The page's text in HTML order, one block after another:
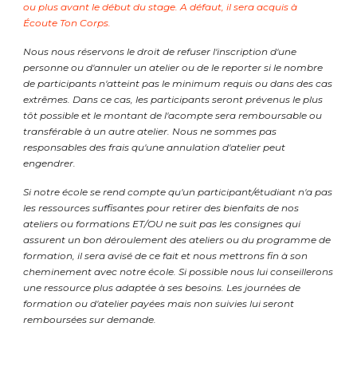
ou plus avant le début du stage. A défaut, il sera acquis à
Écoute Ton Corps.
Nous nous réservons le droit de refuser l'inscription d'une
personne ou d'annuler un atelier ou de le reporter si le nombre
de participants n'atteint pas le minimum requis ou dans des cas
extrêmes. Dans ce cas, les participants seront prévenus le plus
tôt possible et le montant de l'acompte sera remboursable ou
transférable à un autre atelier. Nous ne sommes pas
responsables des frais qu'une annulation d'atelier peut
engendrer.
Si notre école se rend compte qu'un participant/étudiant n'a pas
les ressources suffisantes pour retirer des bienfaits de nos
ateliers ou formations ET/OU ne suit pas les consignes qui
assurent un bon déroulement des ateliers ou du programme de
formation, il sera avisé de ce fait et nous mettrons fin à son
cheminement avec notre école. Si possible nous lui conseillerons
une ressource plus adaptée à ses besoins. Les journées de
formation ou d'atelier payées mais non suivies lui seront
remboursées sur demande.